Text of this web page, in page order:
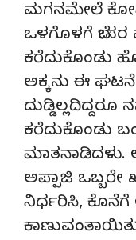
ಮಗನಮೇಲೆ
ಒಳಗೊಳಗೆ ಬೇಸರ
ಕರೆದುಕೊಂಡು
ಅಕ್ಕನು ಈ
ಕರೆದುಕೊಂಡು
ಮಾತನಾಡಿದಳು.
ಅಪ್ಪಾಜಿ
ನಿರ್ಧರಿಸಿ, ಕೊನೆಗೆ